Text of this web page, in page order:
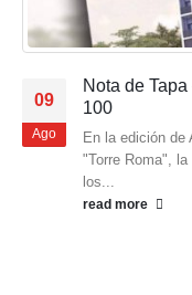
09
Ago
Nota de
100
En la edición de
"Torre Roma",
los...
read more